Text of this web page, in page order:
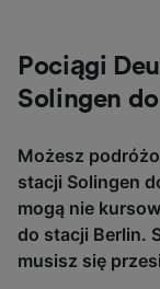
Pociągi
Solingen
Możesz
stacji Solingen
mogą nie
do stacji Berlin.
musisz się